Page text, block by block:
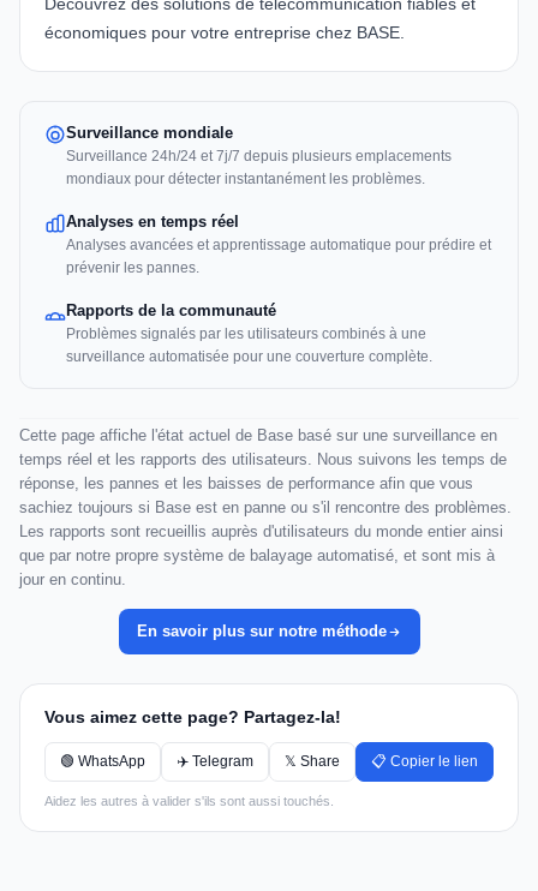
Découvrez des solutions de télécommunication fiables et
économiques pour votre entreprise chez BASE.
Surveillance mondiale
Surveillance 24h/24 et 7j/7 depuis plusieurs emplacements
mondiaux pour détecter instantanément les problèmes.
Analyses en temps réel
Analyses avancées et apprentissage automatique pour prédire et
prévenir les pannes.
Rapports de la communauté
Problèmes signalés par les utilisateurs combinés à une
surveillance automatisée pour une couverture complète.
Cette page affiche l'état actuel de Base basé sur une surveillance en
temps réel et les rapports des utilisateurs. Nous suivons les temps de
réponse, les pannes et les baisses de performance afin que vous
sachiez toujours si Base est en panne ou s'il rencontre des problèmes.
Les rapports sont recueillis auprès d'utilisateurs du monde entier ainsi
que par notre propre système de balayage automatisé, et sont mis à
jour en continu.
En savoir plus sur notre méthode
Vous aimez cette page? Partagez-la!
🟢 WhatsApp ✈️ Telegram 𝕏 Share 📋 Copier le lien
Aidez les autres à valider s'ils sont aussi touchés.